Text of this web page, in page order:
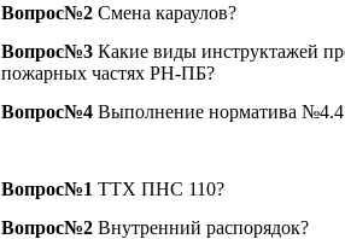
Вопрос№2 Смена караулов?
Вопрос№3 Какие виды инструктажей
пожарных частях РН-ПБ?
Вопрос№4 Выполнение норматива №4.4
Вопрос№1 ТТХ ПНС 110?
Вопрос№2 Внутренний распорядок?